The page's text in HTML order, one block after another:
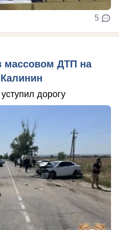
5
массовом ДТП на
дорогу